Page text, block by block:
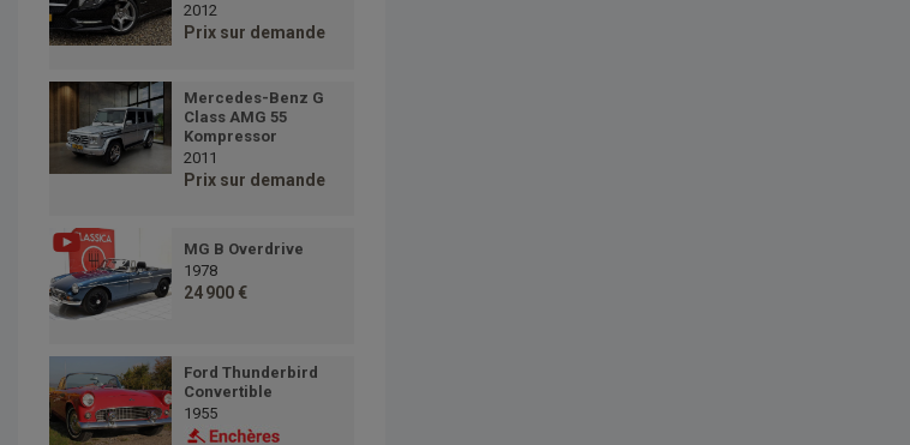
2012
Prix sur demande
Mercedes-Benz G
Class AMG 55
Kompressor
2011
Prix sur demande
MG B Overdrive
1978
24 900 €
Ford Thunderbird
Convertible
1955